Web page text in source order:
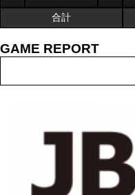
合計
GAME REPORT